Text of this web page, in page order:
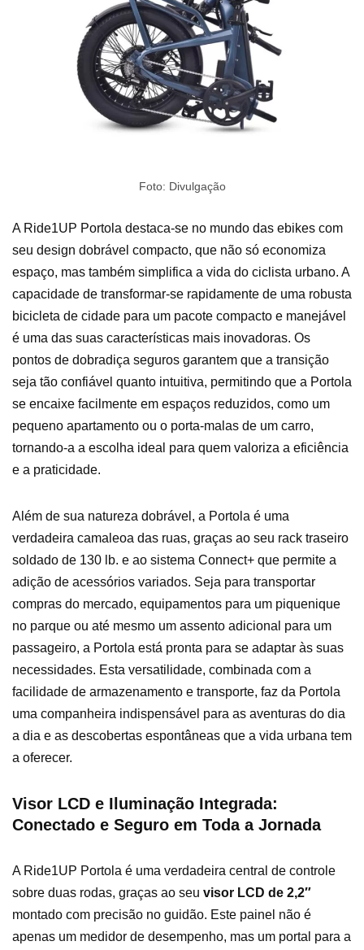
Foto: Divulgação
A Ride1UP Portola destaca-se no mundo das ebikes com
seu design dobrável compacto, que não só economiza
espaço, mas também simplifica a vida do ciclista urbano. A
capacidade de transformar-se rapidamente de uma robusta
bicicleta de cidade para um pacote compacto e manejável
é uma das suas características mais inovadoras. Os
pontos de dobradiça seguros garantem que a transição
seja tão confiável quanto intuitiva, permitindo que a Portola
se encaixe facilmente em espaços reduzidos, como um
pequeno apartamento ou o porta-malas de um carro,
tornando-a a escolha ideal para quem valoriza a eficiência
e a praticidade.
Além de sua natureza dobrável, a Portola é uma
verdadeira camaleoa das ruas, graças ao seu rack traseiro
soldado de 130 lb. e ao sistema Connect+ que permite a
adição de acessórios variados. Seja para transportar
compras do mercado, equipamentos para um piquenique
no parque ou até mesmo um assento adicional para um
passageiro, a Portola está pronta para se adaptar às suas
necessidades. Esta versatilidade, combinada com a
facilidade de armazenamento e transporte, faz da Portola
uma companheira indispensável para as aventuras do dia
a dia e as descobertas espontâneas que a vida urbana tem
a oferecer.
Visor LCD e Iluminação Integrada:
Conectado e Seguro em Toda a Jornada
A Ride1UP Portola é uma verdadeira central de controle
sobre duas rodas, graças ao seu visor LCD de 2,2″
montado com precisão no guidão. Este painel não é
apenas um medidor de desempenho, mas um portal para a